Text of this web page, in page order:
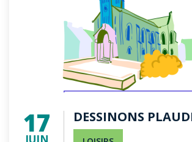
17 DESSINONS